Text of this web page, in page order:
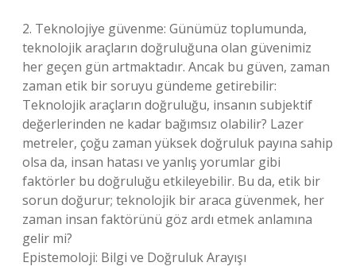
2. Teknolojiye güvenme: Günümüz toplumunda,
teknolojik araçların doğruluğuna olan güvenimiz
her geçen gün artmaktadır. Ancak bu güven, zaman
zaman etik bir soruyu gündeme getirebilir:
Teknolojik araçların doğruluğu, insanın subjektif
değerlerinden ne kadar bağımsız olabilir? Lazer
metreler, çoğu zaman yüksek doğruluk payına sahip
olsa da, insan hatası ve yanlış yorumlar gibi
faktörler bu doğruluğu etkileyebilir. Bu da, etik bir
sorun doğurur; teknolojik bir araca güvenmek, her
zaman insan faktörünü göz ardı etmek anlamına
gelir mi?
Epistemoloji: Bilgi ve Doğruluk Arayışı